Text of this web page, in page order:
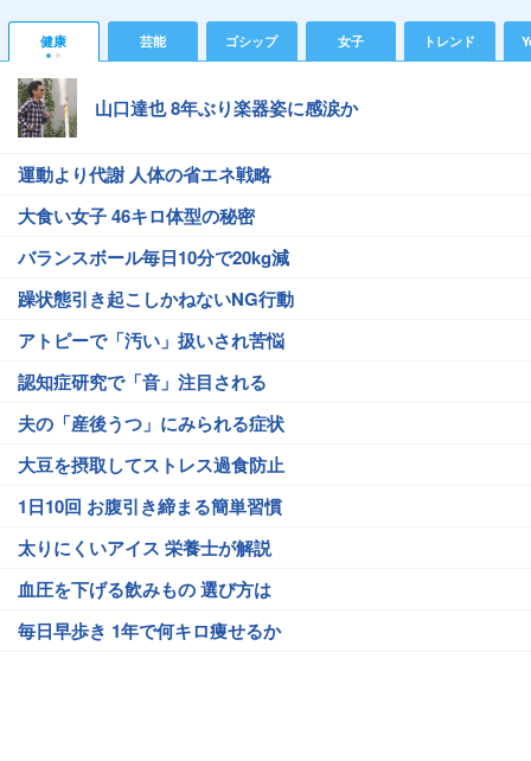
健康 芸能 ゴシップ 女子 トレンド
山口達也 8年ぶり楽器姿に感涙か
運動より代謝 人体の省エネ戦略
大食い女子 46キロ体型の秘密
バランスボール毎日10分で20kg減
躁状態引き起こしかねないNG行動
アトピーで「汚い」扱いされ苦悩
認知症研究で「音」注目される
夫の「産後うつ」にみられる症状
大豆を摂取してストレス過食防止
1日10回 お腹引き締まる簡単習慣
太りにくいアイス 栄養士が解説
血圧を下げる飲みもの 選び方は
毎日早歩き 1年で何キロ痩せるか